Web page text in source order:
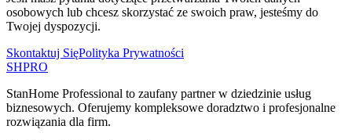
osobowych lub chcesz skorzystać ze swoich praw, jesteśmy do
Twojej dyspozycji.
Skontaktuj SięPolityka Prywatności
SHPRO
StanHome Professional to zaufany partner w dziedzinie usług
biznesowych. Oferujemy kompleksowe doradztwo i profesjonalne
rozwiązania dla firm.